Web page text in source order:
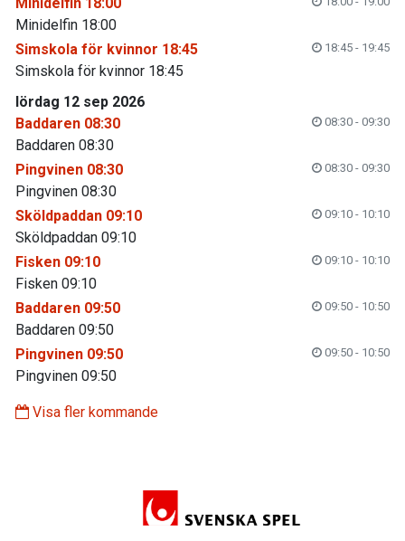
Minidelfin 18:00
Simskola för kvinnor 18:45
18:45 - 19:45
Simskola för kvinnor 18:45
lördag 12 sep 2026
Baddaren 08:30
08:30 - 09:30
Baddaren 08:30
Pingvinen 08:30
08:30 - 09:30
Pingvinen 08:30
Sköldpaddan 09:10
09:10 - 10:10
Sköldpaddan 09:10
Fisken 09:10
09:10 - 10:10
Fisken 09:10
Baddaren 09:50
09:50 - 10:50
Baddaren 09:50
Pingvinen 09:50
09:50 - 10:50
Pingvinen 09:50
Visa fler kommande